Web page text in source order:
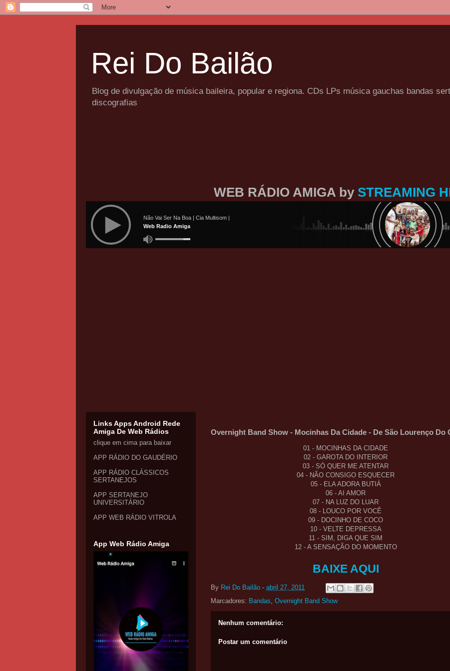
Rei Do Bailão
Blog de divulgação de música baileira, popular e regiona. CDs LPs música gauchas bandas
discografias
WEB RÁDIO AMIGA by STREAMING
Overnight Band Show - Mocinhas Da Cidade - De São Lourenço Do
01 - MOCINHAS DA CIDADE
02 - GAROTA DO INTERIOR
03 - SÓ QUER ME ATENTAR
04 - NÃO CONSIGO ESQUECER
05 - ELA ADORA BUTIÁ
06 - AI AMOR
07 - NA LUZ DO LUAR
08 - LOUCO POR VOCÊ
09 - DOCINHO DE COCO
10 - VELTE DEPRESSA
11 - SIM, DIGA QUE SIM
12 - A SENSAÇÃO DO MOMENTO
BAIXE AQUI
By Rei Do Bailão - abril 27, 2011
Marcadores: Bandas, Overnight Band Show
Nenhum comentário:
Postar um comentário
Links Apps Android Rede
Amiga De Web Rádios
clique em cima para baixar
APP RÁDIO DO GAUDÉRIO
APP RÁDIO CLÁSSICOS
SERTANEJOS
APP SERTANEJO
UNIVERSITÁRIO
APP WEB RÁDIO VITROLA
App Web Rádio Amiga